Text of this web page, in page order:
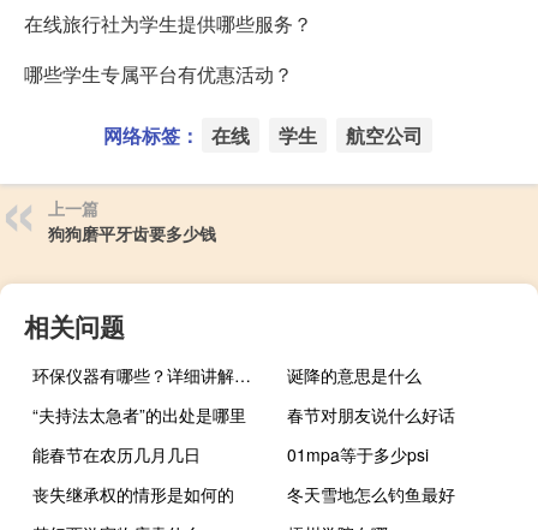
在线旅行社为学生提供哪些服务？
哪些学生专属平台有优惠活动？
网络标签： 在线 学生 航空公司
上一篇
狗狗磨平牙齿要多少钱
相关问题
环保仪器有哪些？详细讲解各类环保仪器的使用方法
诞降的意思是什么
“夫持法太急者”的出处是哪里
春节对朋友说什么好话
能春节在农历几月几日
01mpa等于多少psi
丧失继承权的情形是如何的
冬天雪地怎么钓鱼最好